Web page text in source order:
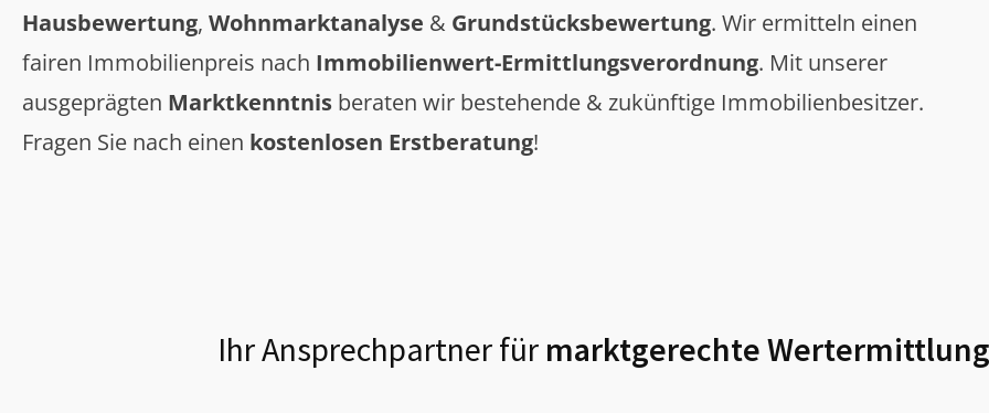
Hausbewertung, Wohnmarktanalyse & Grundstücksbewertung. Wir ermitteln einen
fairen Immobilienpreis nach Immobilienwert-Ermittlungsverordnung. Mit unserer
ausgeprägten Marktkenntnis beraten wir bestehende & zukünftige Immobilienbesitzer.
Fragen Sie nach einen kostenlosen Erstberatung!
Ihr Ansprechpartner fürmarktgerechte